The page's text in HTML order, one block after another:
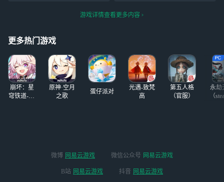
手机亮度，而是更
以去试试。
册的开发者账号，我甚至不
哥。就看你们加不加了？
游戏详情查看更多内容
更多热门游戏
崩坏：星
穹铁道-4.4
原神·空月
之歌
蛋仔派对
光遇-致梵
高
第五人格
（官服）
永劫
（
微博 网易云游戏 微信公众号 网易云游戏
B站 网易云游戏 抖音 网易云游戏